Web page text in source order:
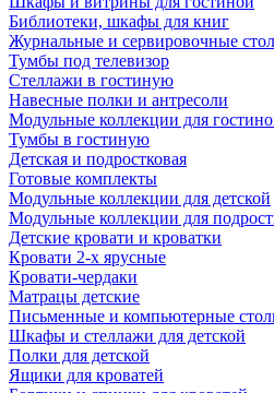
Библиотеки, шкафы для книг
Журнальные и сервировочные
Тумбы под телевизор
Стеллажи в гостиную
Навесные полки и антресоли
Модульные коллекции для
Тумбы в гостиную
Детская и подростковая
Готовые комплекты
Модульные коллекции для детской
Модульные коллекции для
Детские кровати и кроватки
Кровати 2-х ярусные
Кровати-чердаки
Матрацы детские
Письменные и компьютерные
Шкафы и стеллажи для детской
Полки для детской
Ящики для кроватей